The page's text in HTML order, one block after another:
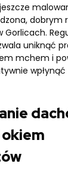
dobrym
uniknąć
mchem i
wpłynąć